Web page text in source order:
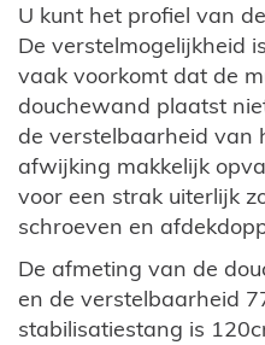
U kunt het profiel van
De verstelmogelijkheid
vaak voorkomt dat de
douchewand plaatst
de verstelbaarheid van
afwijking makkelijk
voor een strak uiterlijk
schroeven en
De afmeting van de
en de verstelbaarheid
stabilisatiestang is